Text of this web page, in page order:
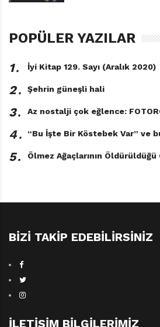
POPÜLER YAZILAR
1․ İyi Kitap 129. Sayı (Aralık 2020)
2․ Şehrin güneşli hali
3․ Az nostalji çok eğlence:
4․ “Bu İşte Bir Köstebek Var” ve
5․ Ölmez Ağaçlarının Öldürüldüğü
BIZI TAKIP EDEBILIRSINIZ
İLETIŞIM BILGILERIMIZ